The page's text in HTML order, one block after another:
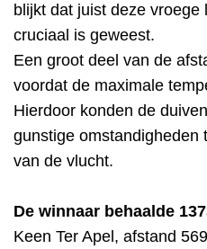
blijkt dat juist deze
cruciaal is geweest.
Een groot deel van de
voordat de maximale
Hierdoor konden de
gunstige omstandigheden
van de vlucht.
De winnaar behaalde
Keen Ter Apel, afstand